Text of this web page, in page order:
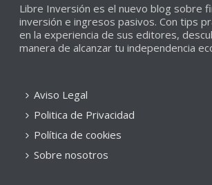
Libre Inversión es el nuevo blog sobre
inversión e ingresos pasivos. Con tips
en la experiencia de sus editores,
manera de alcanzar tu independencia
Aviso Legal
Politica de Privacidad
Política de cookies
Sobre nosotros